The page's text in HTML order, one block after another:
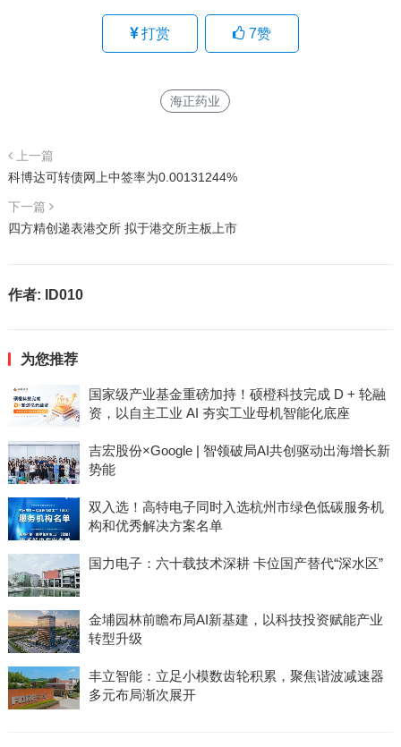
打赏 7赞
海正药业
上一篇
科博达可转债网上中签率为0.00131244%
下一篇
四方精创递表港交所 拟于港交所主板上市
作者: ID010
为您推荐
国家级产业基金重磅加持！硕橙科技完成 D + 轮融
资，以自主工业 AI 夯实工业母机智能化底座
吉宏股份×Google | 智领破局AI共创驱动出海增长新
势能
双入选！高特电子同时入选杭州市绿色低碳服务机
构和优秀解决方案名单
国力电子：六十载技术深耕 卡位国产替代“深水区”
金埔园林前瞻布局AI新基建，以科技投资赋能产业
转型升级
丰立智能：立足小模数齿轮积累，聚焦谐波减速器
多元布局渐次展开